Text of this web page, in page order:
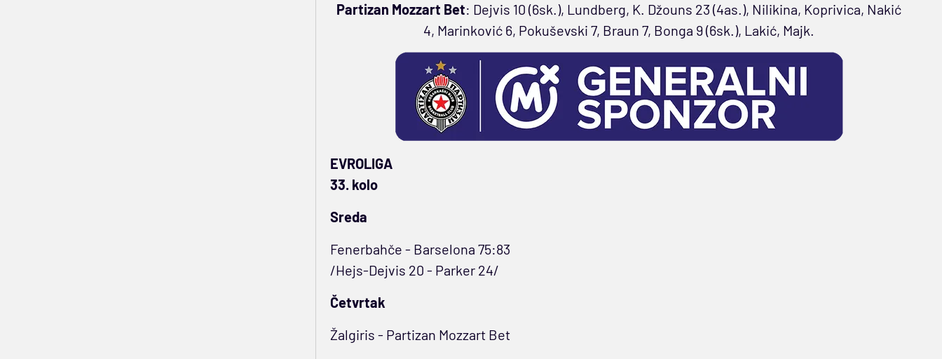
Partizan Mozzart Bet: Dejvis 10 (6sk.), Lundberg, K. Džouns 23 (4as.), Nilikina, Koprivica, Nakić
4, Marinković 6, Pokuševski 7, Braun 7, Bonga 9 (6sk.), Lakić, Majk.
EVROLIGA
33. kolo
Sreda
Fenerbahče - Barselona 75:83
/Hejs-Dejvis 20 - Parker 24/
Četvrtak
Žalgiris - Partizan Mozzart Bet